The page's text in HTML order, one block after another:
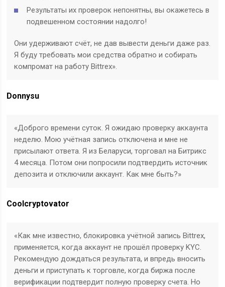
Результаты их проверок непонятны, вы окажетесь в
подвешенном состоянии надолго!
Они удерживают счёт, не дав вывести деньги даже раз.
Я буду требовать мои средства обратно и собирать
компромат на работу Bittrex».
Donnysu
«Доброго времени суток. Я ожидаю проверку аккаунта
неделю. Мою учётная запись отключена и мне не
присылают ответа. Я из Беларуси, торговал на Битрикс
4 месяца. Потом они попросили подтвердить источник
депозита и отключили аккаунт. Как мне быть?»
Coolcryptovator
«Как мне известно, блокировка учётной запись Bittrex,
применяется, когда аккаунт не прошёл проверку KYC.
Рекомендую дождаться результата, и впредь вносить
деньги и приступать к торговле, когда биржа после
верификации подтвердит полную проверку счета. Но